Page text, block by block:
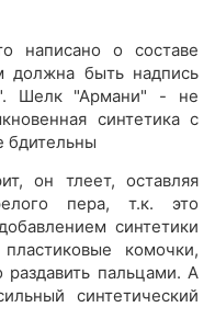
написано о составе
должна быть надпись
Шелк "Армани" - не
синтетика с
бдительны
он тлеет, оставляя
пера, т.к. это
синтетики
комочки,
раздавить пальцами. А
синтетический